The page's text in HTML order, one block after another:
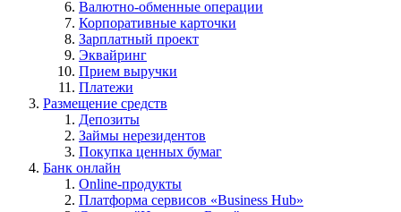
Валютно-обменные операции
Корпоративные карточки
Зарплатный проект
Эквайринг
Прием выручки
Платежи
Размещение средств
Депозиты
Займы нерезидентов
Покупка ценных бумаг
Банк онлайн
Online-продукты
Платформа сервисов «Business Hub»